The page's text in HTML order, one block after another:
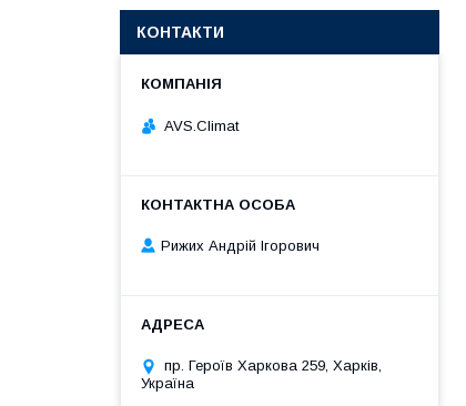
КОНТАКТИ
AVS.Climat
Рижих Андрій Ігорович
пр. Героїв Харкова 259, Харків,
Україна